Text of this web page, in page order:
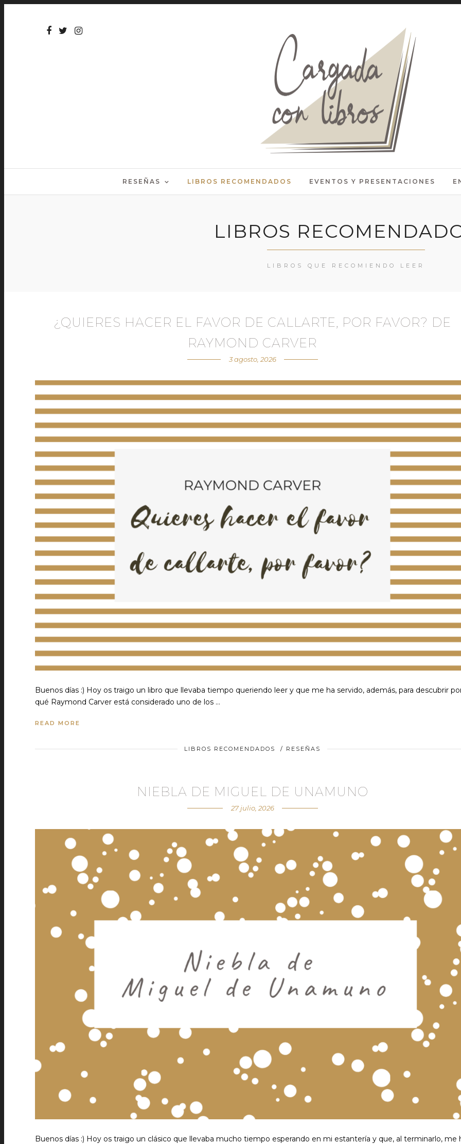
RESEÑAS LIBROS RECOMENDADOS EVENTOS Y PRESENTACIONES
LIBROS
LIBROS QUE RECOMIENDO LEER
¿QUIERES HACER EL FAVOR DE CALLARTE, POR FAVOR? DE
RAYMOND CARVER
3 agosto, 2026
Buenos días :) Hoy os traigo un libro que llevaba tiempo queriendo leer y que me ha servido, además, para descubrir
qué Raymond Carver está considerado uno de los …
READ MORE
LIBROS RECOMENDADOS / RESEÑAS
NIEBLA DE MIGUEL DE UNAMUNO
27 julio, 2026
Buenos días :) Hoy os traigo un clásico que llevaba mucho tiempo esperando en mi estantería y que, al terminarlo, me